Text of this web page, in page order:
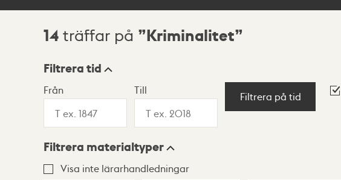
Sökresultat
14 träffar på Kriminalitet
Visningsläge
Lista Karta
Filtrera tid
Från Till
Filtrera på tid
Filtrera materialtyper
Visa inte lärarhandledningar